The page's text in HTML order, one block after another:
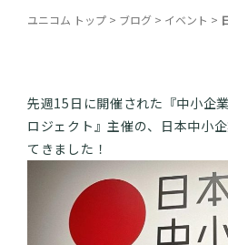
ユニコム トップ > ブログ > イベント >
先週15日に開催された『中小企
ロジェクト』主催の、日本中小
てきました！